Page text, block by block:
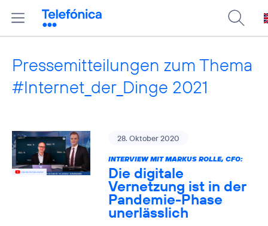
Pressemitteilungen zum Thema
#Internet_der_Dinge 2021
28. Oktober 2020
INTERVIEW MIT MARKUS ROLLE, CFO:
Die digitale
Vernetzung ist in der
Pandemie-Phase
unerlässlich